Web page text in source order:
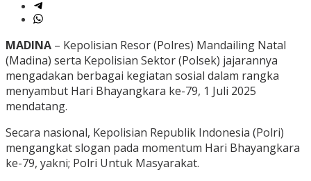
MADINA – Kepolisian Resor (Polres) Mandailing Natal
(Madina) serta Kepolisian Sektor (Polsek) jajarannya
mengadakan berbagai kegiatan sosial dalam rangka
menyambut Hari Bhayangkara ke-79, 1 Juli 2025
mendatang.
Secara nasional, Kepolisian Republik Indonesia (Polri)
mengangkat slogan pada momentum Hari Bhayangkara
ke-79, yakni; Polri Untuk Masyarakat.